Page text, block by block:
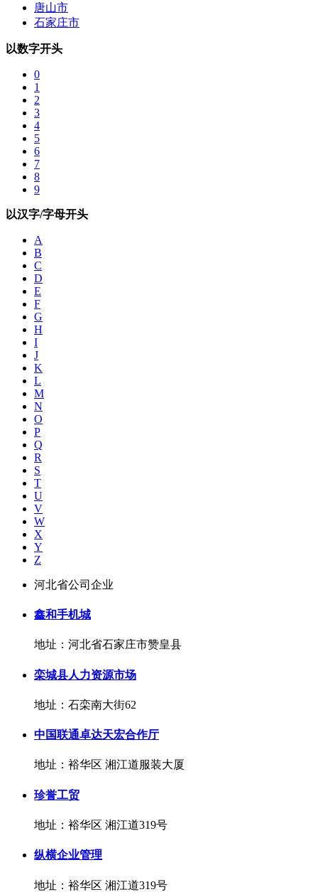
唐山市
石家庄市
以数字开头
0
1
2
3
4
5
6
7
8
9
以汉字/字母开头
A
B
C
D
E
F
G
H
I
J
K
L
M
N
O
P
Q
R
S
T
U
V
W
X
Y
Z
河北省公司企业
鑫和手机城
地址：河北省石家庄市赞皇县
栾城县人力资源市场
地址：石栾南大街62
中国联通卓达天宏合作厅
地址：裕华区 湘江道服装大厦
珍誉工贸
地址：裕华区 湘江道319号
纵横企业管理
地址：裕华区 湘江道319号